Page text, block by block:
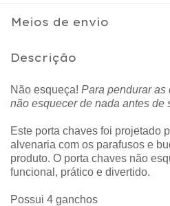
Meios de envio
Descrição
Não esqueça! Para pendurar as
não esquecer de nada antes de
Este porta chaves foi projetado
alvenaria com os parafusos e
produto. O porta chaves não
funcional, prático e divertido.
Possui 4 ganchos